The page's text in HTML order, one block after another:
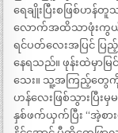
ရေချိုးပြီးစဖြစ်ဟ
လောက်အထိသာဖုံးကွယ်ထ
ရင်ပတ်လေးအပြင် ပ
နေရသည်။ ဖုန်းထဲမှာမြ
သေး။ သူ့အကြည့်တွေ
ဟန်လေးဖြစ်သွားပြီ
နှစ်ဖက်ယှက်ပြီး “အဲ့စ